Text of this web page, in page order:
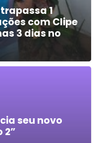
1
com Clipe
3 dias no
seu novo
2”